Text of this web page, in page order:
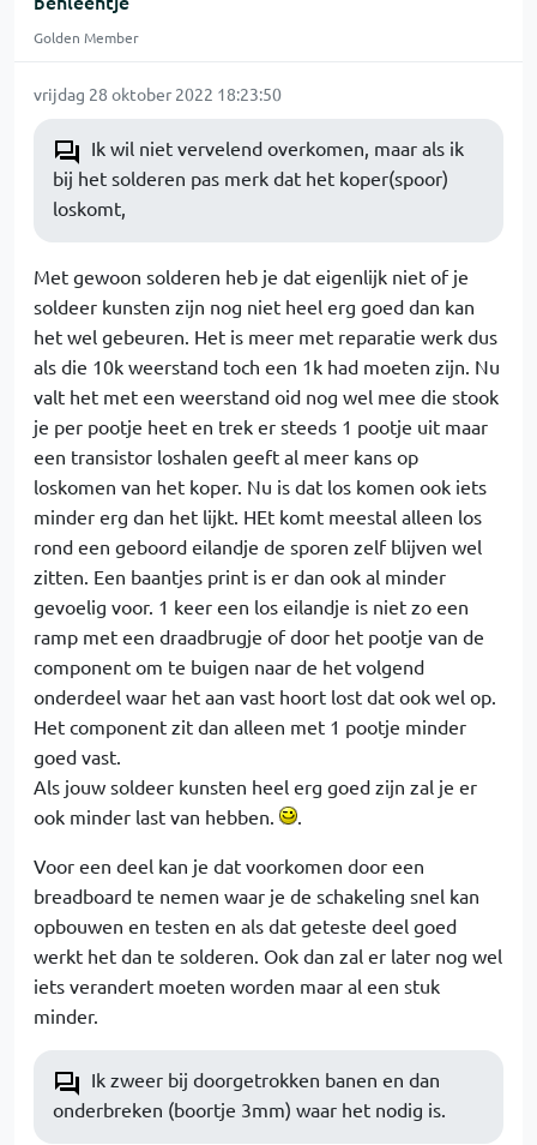
Golden Member
vrijdag 28 oktober 2022 18:23:50
Ik wil niet vervelend overkomen, maar als ik
bij het solderen pas merk dat het koper(spoor)
loskomt,
Met gewoon solderen heb je dat eigenlijk niet of je
soldeer kunsten zijn nog niet heel erg goed dan kan
het wel gebeuren. Het is meer met reparatie werk dus
als die 10k weerstand toch een 1k had moeten zijn. Nu
valt het met een weerstand oid nog wel mee die stook
je per pootje heet en trek er steeds 1 pootje uit maar
een transistor loshalen geeft al meer kans op
loskomen van het koper. Nu is dat los komen ook iets
minder erg dan het lijkt. HEt komt meestal alleen los
rond een geboord eilandje de sporen zelf blijven wel
zitten. Een baantjes print is er dan ook al minder
gevoelig voor. 1 keer een los eilandje is niet zo een
ramp met een draadbrugje of door het pootje van de
component om te buigen naar de het volgend
onderdeel waar het aan vast hoort lost dat ook wel op.
Het component zit dan alleen met 1 pootje minder
goed vast.
Als jouw soldeer kunsten heel erg goed zijn zal je er
ook minder last van hebben.
.
Voor een deel kan je dat voorkomen door een
breadboard te nemen waar je de schakeling snel kan
opbouwen en testen en als dat geteste deel goed
werkt het dan te solderen. Ook dan zal er later nog wel
iets verandert moeten worden maar al een stuk
minder.
Ik zweer bij doorgetrokken banen en dan
onderbreken (boortje 3mm) waar het nodig is.